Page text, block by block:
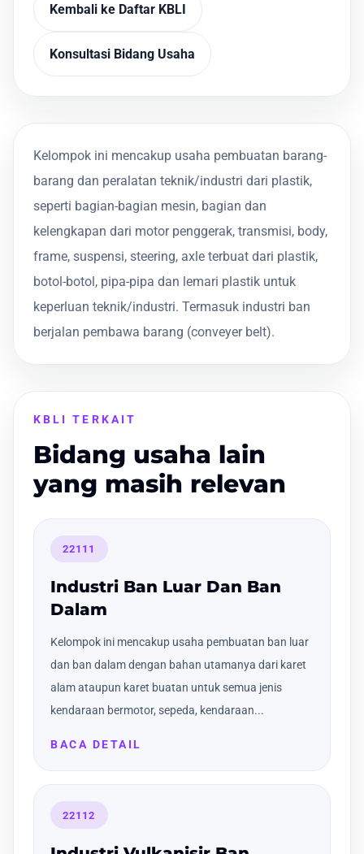
Kembali ke Daftar KBLI
Konsultasi Bidang Usaha
Kelompok ini mencakup usaha pembuatan barang-
barang dan peralatan teknik/industri dari plastik,
seperti bagian-bagian mesin, bagian dan
kelengkapan dari motor penggerak, transmisi, body,
frame, suspensi, steering, axle terbuat dari plastik,
botol-botol, pipa-pipa dan lemari plastik untuk
keperluan teknik/industri. Termasuk industri ban
berjalan pembawa barang (conveyer belt).
KBLI TERKAIT
Bidang usaha lain
yang masih relevan
22111
Industri Ban Luar Dan Ban
Dalam
Kelompok ini mencakup usaha pembuatan ban luar
dan ban dalam dengan bahan utamanya dari karet
alam ataupun karet buatan untuk semua jenis
kendaraan bermotor, sepeda, kendaraan...
BACA DETAIL
22112